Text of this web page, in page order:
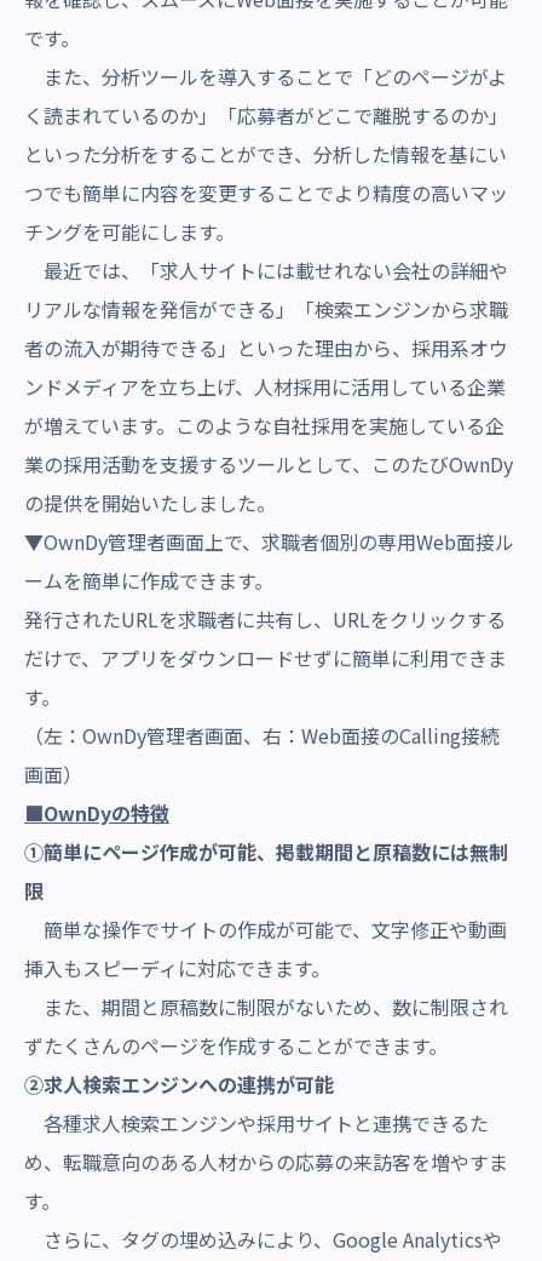
です。
また、分析ツールを導入することで「どのページがよ
く読まれているのか」「応募者がどこで離脱するのか」
といった分析をすることができ、分析した情報を基にい
つでも簡単に内容を変更することでより精度の高いマッ
チングを可能にします。
最近では、
「求人サイトには載せれない会社の詳細や
リアルな情報を発信ができる」「検索エンジンから求職
者の流入が期待できる」といった理由から、採用系オウ
ンドメディアを立ち上げ、 人材採用に活用している企業
が増えています。このような自社採用を実施している企
業の採用活動を支援するツールとして、このたびOwnDy
の提供を開始いたしました。
▼OwnDy管理者画面上で、求職者個別の専用Web面接ル
ームを簡単に作成できます。
発行されたURLを求職者に共有し、URLをクリックする
だけで、アプリをダウンロードせずに簡単に利用できま
す。
（左：OwnDy管理者画面、右：Web面接のCalling接続
画面）
■OwnDyの特徴
①簡単にページ作成が可能、掲載期間と原稿数には無制
限
簡単な操作でサイトの作成が可能で、文字修正や動画
挿入もスピーディに対応できます。
また、期間と原稿数に制限がないため、数に制限され
ずたくさんのページを作成することができます。
②求人検索エンジンへの連携が可能
各種求人検索エンジンや採用サイトと連携できるた
め、転職意向のある人材からの応募の来訪客を増やすま
す。
さらに、タグの埋め込みにより、Google Analyticsや